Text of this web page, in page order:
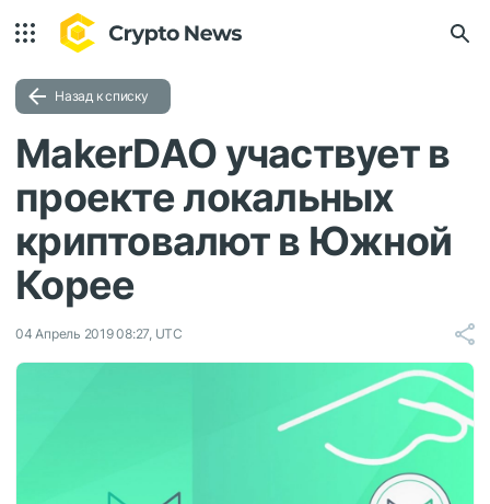
Назад к списку
MakerDAO участвует в
проекте локальных
криптовалют в Южной
Корее
04 Апрель 2019 08:27, UTC